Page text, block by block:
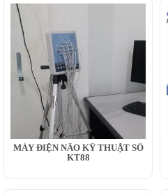
MÁY ĐIỆN NÃO KỸ THUẬT SỐ
KT88